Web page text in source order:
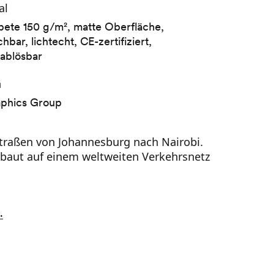
150 g/m², matte Oberfläche,
lichtecht, CE-zertifiziert,
Group
von Johannesburg nach Nairobi.
auf einem weltweiten Verkehrsnetz